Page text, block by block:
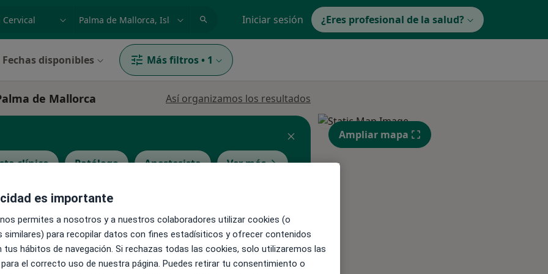
enfermedad o nombre Iniciar sesión ¿Eres profesional de la salud?
Fechas disponibles Más filtros • 1
de Mallorca Así organizamos los resultados
clínico Patólogo Anestesista Ver más
La reserva de cita online no está disponible
Pedir una cita
Ampliar mapa
es importante
permites a nosotros y a nuestros colaboradores utilizar cookies (o
similares) para recopilar datos con fines estadísiticos y ofrecer contenidos
tus hábitos de navegación. Si rechazas todas las cookies, solo utilizaremos las
el correcto uso de nuestra página. Puedes retirar tu consentimiento o